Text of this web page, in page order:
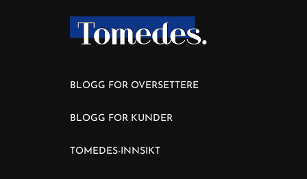
BLOGG FOR OVERSETTERE
BLOGG FOR KUNDER
TOMEDES-INNSIKT